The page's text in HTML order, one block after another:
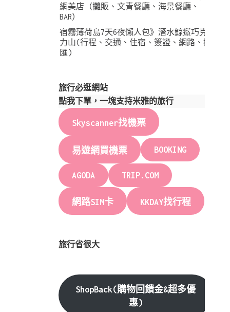
網美店（攤販、文青餐廳、海景餐廳、
BAR）
宿霧薄荷島7天6夜懶人包》潛水鯨鯊巧克
力山(行程、交通、住宿、簽證、網路、換
匯)
旅行必逛網站
點我下單，一塊支持米雅的旅行
Skyscanner找機票
易遊網買機票 BOOKING
AGODA TRIP.COM
網路SIM卡 KKDAY找行程
旅行省很大
ShopBack(購物回饋金&超多優
惠)